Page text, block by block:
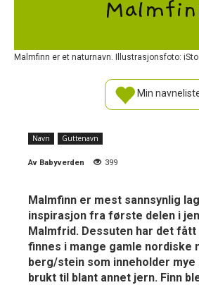
Malmfinn er et naturnavn. Illustrasjonsfoto:
Min
Navn Guttenavn
Av Babyverden 399
Malmfinn er mest sannsynlig
inspirasjon fra første delen i
Malmfrid. Dessuten har det fått
finnes i mange gamle nordiske
berg/stein som inneholder mye
brukt til blant annet jern. Finn